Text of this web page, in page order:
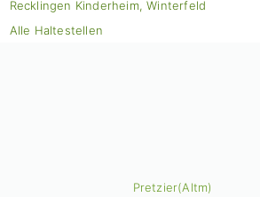
Recklingen Kinderheim, Winterfeld
Alle Haltestellen
Pretzier(Altm)